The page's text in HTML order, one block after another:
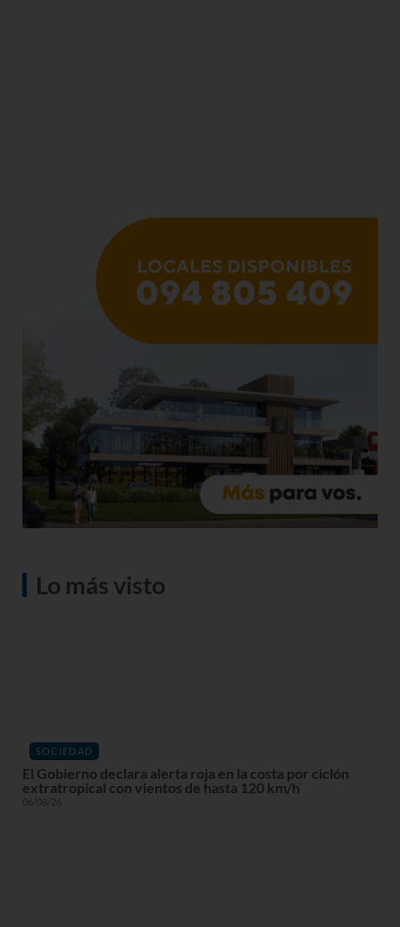
Lo más visto
SOCIEDAD
El Gobierno declara alerta roja en la costa por ciclón
extratropical con vientos de hasta 120 km/h
06/08/26